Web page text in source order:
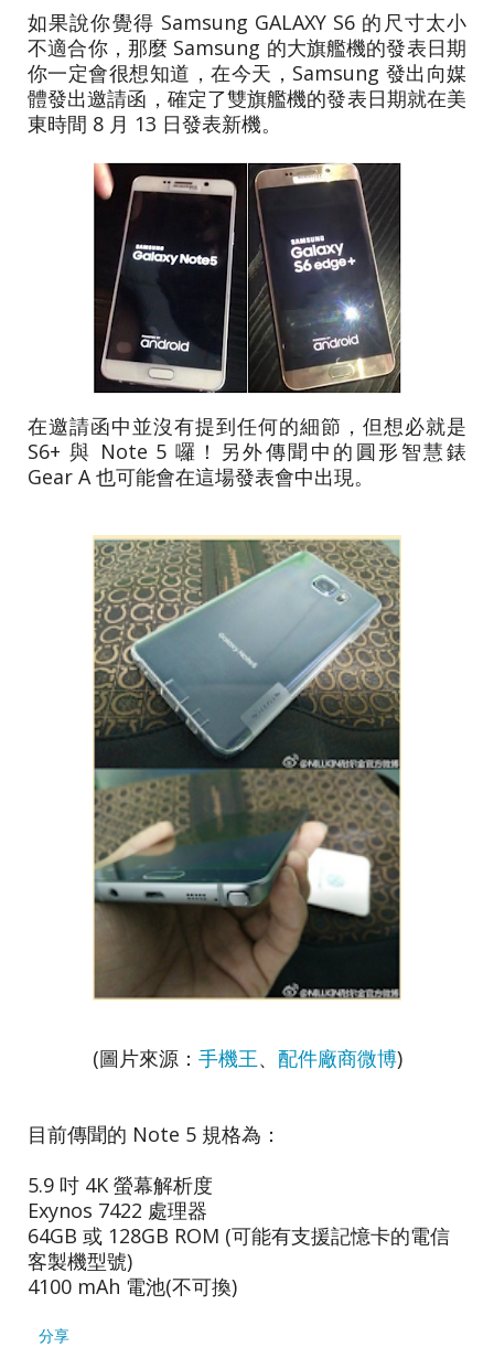
如果說你覺得 Samsung GALAXY S6 的尺寸太小
不適合你，那麼 Samsung 的大旗艦機的發表日期
你一定會很想知道，在今天，Samsung 發出向媒
體發出邀請函，確定了雙旗艦機的發表日期就在美
東時間 8 月 13 日發表新機。
在邀請函中並沒有提到任何的細節，但想必就是
S6+ 與 Note 5 囉！另外傳聞中的圓形智慧錶
Gear A 也可能會在這場發表會中出現。
(圖片來源： 手機王、 配件廠商微博)
目前傳聞的 Note 5 規格為：
5.9 吋 4K 螢幕解析度
Exynos 7422 處理器
64GB 或 128GB ROM (可能有支援記憶卡的電信
客製機型號)
4100 mAh 電池(不可換)
分享